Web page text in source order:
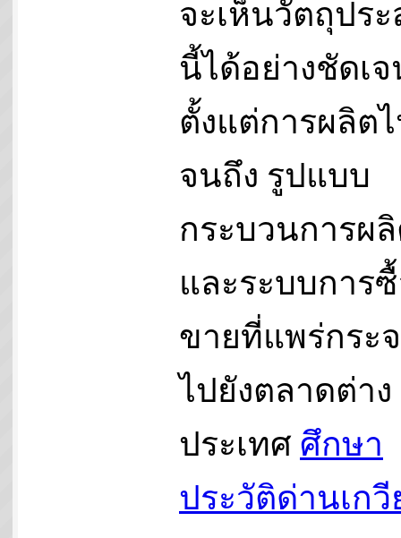
จะเห็นวัตถุปร
นี้ได้อย่างชัดเ
ตั้งแต่การผลิต
จนถึง รูปแบบ
กระบวนการผ
และระบบการ
ขายที่แพร่กระ
ไปยังตลาดต่าง
ประเทศ ศึกษา
ประวัติด่านเก